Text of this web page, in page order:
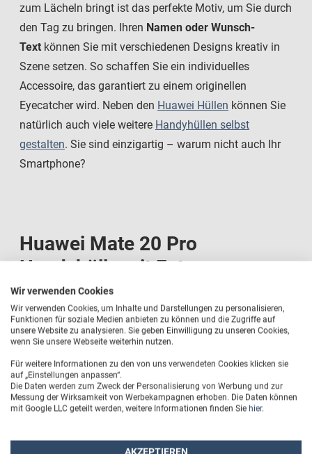
zum Lächeln bringt ist das perfekte Motiv, um Sie durch
den Tag zu bringen. Ihren Namen oder Wunsch-
Text können Sie mit verschiedenen Designs kreativ in
Szene setzen. So schaffen Sie ein individuelles
Accessoire, das garantiert zu einem originellen
Eyecatcher wird. Neben den Huawei Hüllen können Sie
natürlich auch viele weitere Handyhüllen selbst
gestalten. Sie sind einzigartig – warum nicht auch Ihr
Smartphone?
Huawei Mate 20 Pro
Handyhülle mit Foto
bedrucken - Flipcase oder
Schutzhülle?
Schutzhülle oder einem personalisierten Flipcase mit
Foto oder Namen. Die Huawei Mate 20 Pro Hülle hat ein
metallverstärkte Rückseite und schützt somit die
Premium-Stoßschutz
Wir verwenden Cookies
Wir verwenden Cookies, um Inhalte und Darstellungen zu personalisieren,
Funktionen für soziale Medien anbieten zu können und die Zugriffe auf
unsere Website zu analysieren. Sie geben Einwilligung zu unseren Cookies,
wenn Sie unsere Webseite weiterhin nutzen.
Für weitere Informationen zu den von uns verwendeten Cookies klicken sie
auf „Einstellungen anpassen“.
Die Daten werden zum Zweck der Personalisierung von Werbung und zur
Messung der Wirksamkeit von Werbekampagnen erhoben. Die Daten können
mit Google LLC geteilt werden, weitere Informationen finden Sie hier.
AKZEPTIEREN